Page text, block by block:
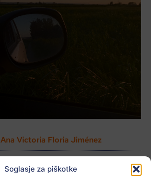
Soglasje za piškotke
Ana Victoria Floria Jiménez